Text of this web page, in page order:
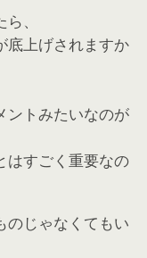
、
底上げされますか
ントみたいなのが
はすごく重要なの
のじゃなくてもい